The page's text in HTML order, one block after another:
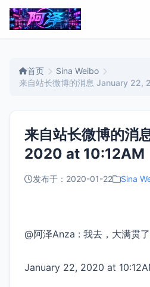
首页
Sina Weibo
来自站长微博的消息 January 22,
来自站长微博的消
2020 at 10:12AM
发布于：2020-01-22 Sina
@阿泽Anza : 我去，大满贯
January 22, 2020 at